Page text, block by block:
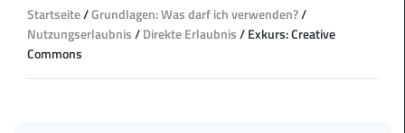
Startseite/Grundlagen: Was darf ich verwenden?/
Nutzungserlaubnis/Direkte Erlaubnis/Exkurs: Creative
Commons